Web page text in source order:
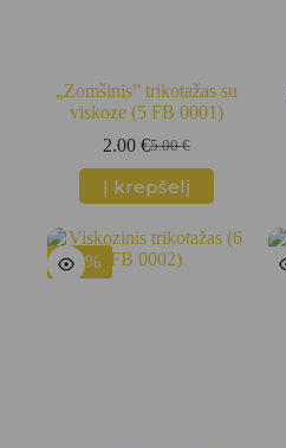
„Zomšinis” trikotažas su
viskoze (5 FB 0001)
5.00€
Original
price
was:
2.00 €Current
price
is:
Į krepšelį
-50%